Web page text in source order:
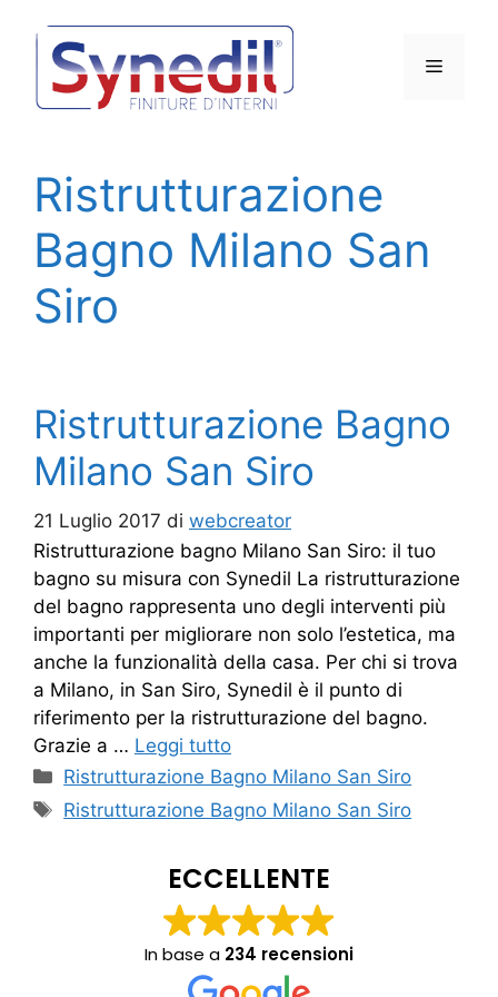
contenuto
Menu
Ristrutturazione
Bagno Milano San
Siro
Ristrutturazione Bagno
Milano San Siro
21 Luglio 2017 di webcreator
Ristrutturazione bagno Milano San Siro: il tuo
bagno su misura con Synedil La ristrutturazione
del bagno rappresenta uno degli interventi più
importanti per migliorare non solo l’estetica, ma
anche la funzionalità della casa. Per chi si trova
a Milano, in San Siro, Synedil è il punto di
riferimento per la ristrutturazione del bagno.
Grazie a … Leggi tutto
Categorie
Ristrutturazione Bagno Milano San Siro
Tag
Ristrutturazione Bagno Milano San Siro
ECCELLENTE
In base a 234 recensioni